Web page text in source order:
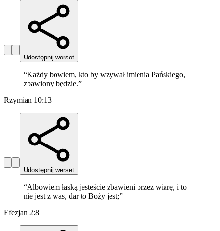
Udostępnij werset
“Każdy bowiem, kto by wzywał imienia Pańskiego,
zbawiony będzie.”
Rzymian 10:13
Udostępnij werset
“Albowiem łaską jesteście zbawieni przez wiarę, i to
nie jest z was, dar to Boży jest;”
Efezjan 2:8